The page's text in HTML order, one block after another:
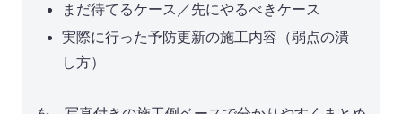
まだ待てるケース／先にやるべきケース
実際に行った予防更新の施工内容（弱点の潰
し方）